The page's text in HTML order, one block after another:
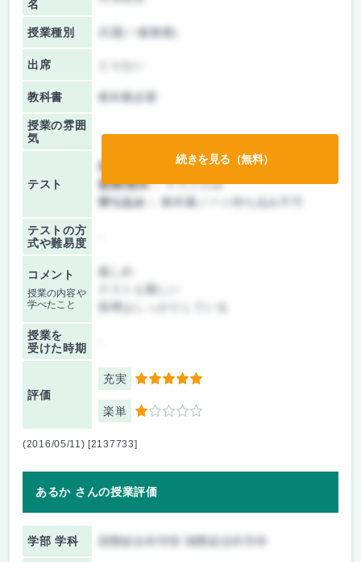
名
授業種別 共通(一般教養)
出席
教科書 教科書必要
授業の雰囲
気
テスト
前期/中間：
テストのみ
後期/期末：テストのみ
持ち込み：
教科書ノート持ち込み不可
テストの方
式や難易度
コメント
授業の内容や
学べたこと
厳しめ
授業を
受けた時期
評価
充実 5
楽単 1
続きを見る（無料）
(2016/05/11) [2137733]
あるか さんの授業評価
学部 学科 国際総合科学部 国際総合科学科